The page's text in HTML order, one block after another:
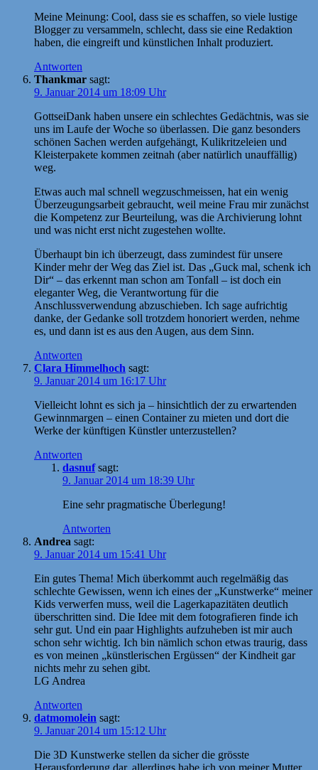
Meine Meinung: Cool, dass sie es schaffen, so viele lustige
Blogger zu versammeln, schlecht, dass sie eine Redaktion
haben, die eingreift und künstlichen Inhalt produziert.
Antworten
Thankmar sagt:
9. Januar 2014 um 18:09 Uhr
GottseiDank haben unsere ein schlechtes Gedächtnis, was sie
uns im Laufe der Woche so überlassen. Die ganz besonders
schönen Sachen werden aufgehängt, Kulikritzeleien und
Kleisterpakete kommen zeitnah (aber natürlich unauffällig)
weg.
Etwas auch mal schnell wegzuschmeissen, hat ein wenig
Überzeugungsarbeit gebraucht, weil meine Frau mir zunächst
die Kompetenz zur Beurteilung, was die Archivierung lohnt
und was nicht erst nicht zugestehen wollte.
Überhaupt bin ich überzeugt, dass zumindest für unsere
Kinder mehr der Weg das Ziel ist. Das „Guck mal, schenk ich
Dir“ – das erkennt man schon am Tonfall – ist doch ein
eleganter Weg, die Verantwortung für die
Anschlussverwendung abzuschieben. Ich sage aufrichtig
danke, der Gedanke soll trotzdem honoriert werden, nehme
es, und dann ist es aus den Augen, aus dem Sinn.
Antworten
Clara Himmelhoch sagt:
9. Januar 2014 um 16:17 Uhr
Vielleicht lohnt es sich ja – hinsichtlich der zu erwartenden
Gewinnmargen – einen Container zu mieten und dort die
Werke der künftigen Künstler unterzustellen?
Antworten
dasnuf sagt:
9. Januar 2014 um 18:39 Uhr
Eine sehr pragmatische Überlegung!
Antworten
Andrea sagt:
9. Januar 2014 um 15:41 Uhr
Ein gutes Thema! Mich überkommt auch regelmäßig das
schlechte Gewissen, wenn ich eines der „Kunstwerke“ meiner
Kids verwerfen muss, weil die Lagerkapazitäten deutlich
überschritten sind. Die Idee mit dem fotografieren finde ich
sehr gut. Und ein paar Highlights aufzuheben ist mir auch
schon sehr wichtig. Ich bin nämlich schon etwas traurig, dass
es von meinen „künstlerischen Ergüssen“ der Kindheit gar
nichts mehr zu sehen gibt.
LG Andrea
Antworten
datmomolein sagt:
9. Januar 2014 um 15:12 Uhr
Die 3D Kunstwerke stellen da sicher die grösste
Herausforderung dar, allerdings habe ich von meiner Mutter